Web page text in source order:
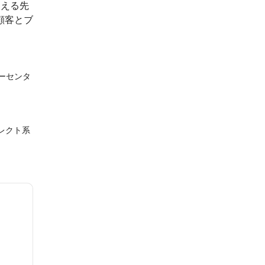
る先
客とブ
センタ
クト系